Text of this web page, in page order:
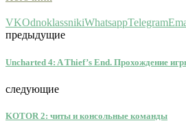
VKOdnoklassnikiWhatsappTelegram
предыдущие
Uncharted 4: A Thief’s End. Прохождение
следующие
KOTOR 2: читы и консольные команды